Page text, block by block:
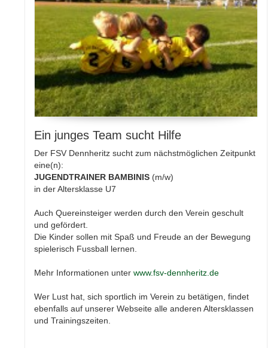
Ein junges Team sucht Hilfe
Der FSV Dennheritz sucht zum nächstmöglichen Zeitpunkt
eine(n):
JUGENDTRAINER BAMBINIS (m/w)
in der Altersklasse U7
Auch Quereinsteiger werden durch den Verein geschult
und gefördert.
Die Kinder sollen mit Spaß und Freude an der Bewegung
spielerisch Fussball lernen.
Mehr Informationen unterwww.fsv-dennheritz.de
Wer Lust hat, sich sportlich im Verein zu betätigen, findet
ebenfalls auf unserer Webseite alle anderen Altersklassen
und Trainingszeiten.